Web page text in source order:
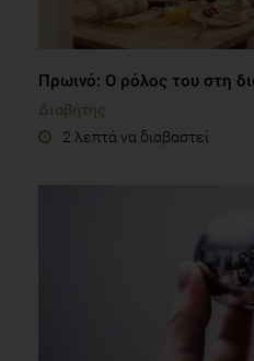
Πρωινό: Ο ρόλος του στη
Διαβήτης
2 λεπτά να διαβαστεί